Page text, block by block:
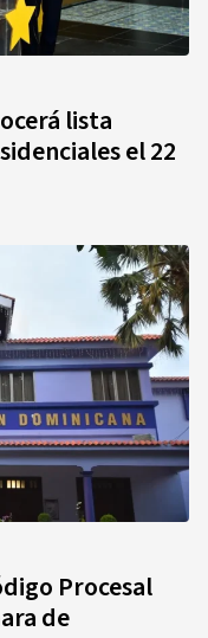
lista
el 22
Procesal
de